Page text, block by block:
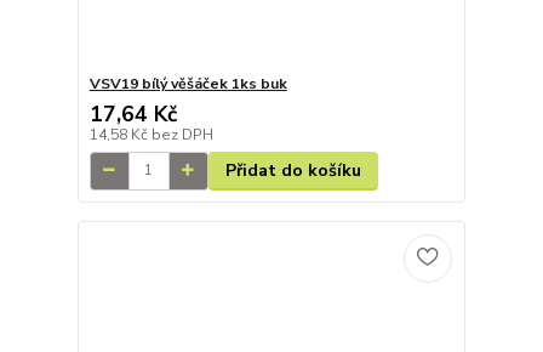
VSV19 bílý věšáček 1ks buk
17,64 Kč
14,58 Kč bez DPH
Přidat do košíku